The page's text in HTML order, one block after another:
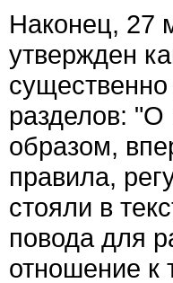
Наконец, 27
утвержден
разделов: "О
образом,
правила,
стояли в
повода для
отношение к